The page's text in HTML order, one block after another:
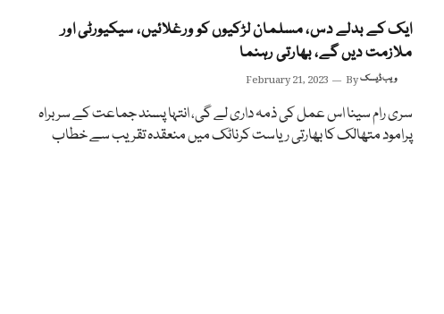
ایک کے بدلے دس، مسلمان لڑکیوں کو ورغلائیں، سیکیورٹی اور
ملازمت دیں گے، بھارتی رہنما
February 21, 2023 Byویب ڈیسک
سری رام سینا اس عمل کی ذمہ داری لے گی، انتہا پسند جماعت کے سربراہ
پرامود متھالک کا بھارتی ریاست کرناٹک میں منعقدہ تقریب سے خطاب